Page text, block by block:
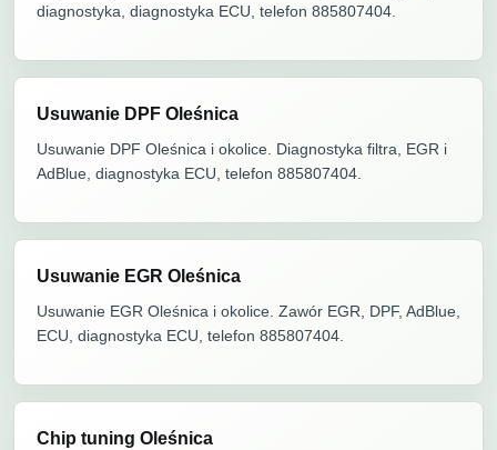
diagnostyka, diagnostyka ECU, telefon 885807404.
Usuwanie DPF Oleśnica
Usuwanie DPF Oleśnica i okolice. Diagnostyka filtra, EGR i
AdBlue, diagnostyka ECU, telefon 885807404.
Usuwanie EGR Oleśnica
Usuwanie EGR Oleśnica i okolice. Zawór EGR, DPF, AdBlue,
ECU, diagnostyka ECU, telefon 885807404.
Chip tuning Oleśnica